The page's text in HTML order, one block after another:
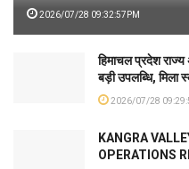
2026/07/28 09:32:57PM
हिमाचल प्रदेश
बड़ी उपलब्धि, मिला
2026/07/28
KANGRA
OPERATIONS